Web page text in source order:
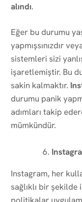
alındı.
Eğer bu durumu
yapmışsınızdır
sistemleri sizi
işaretlemiştir. Bu
sakin kalmaktır.
durumu panik
adımları takip
mümkündür.
Instagram, her
sağlıklı bir şekilde